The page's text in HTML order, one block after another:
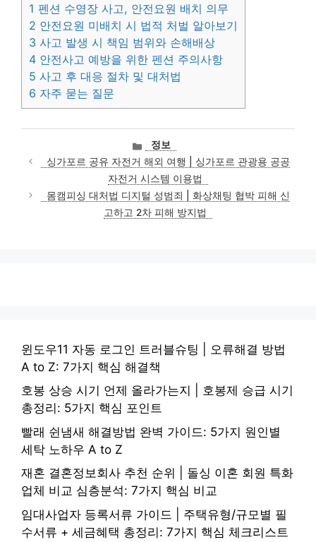
1 펜션 수영장 사고, 안전요원 배치 의무
2 안전요원 미배치 시 법적 처벌 알아보기
3 사고 발생 시 책임 범위와 손해배상
4 안전사고 예방을 위한 펜션 주의사항
5 사고 후 대응 절차 및 대처법
6 자주 묻는 질문
카
테
고
리
정보
싱가포르 공유 자전거 해외 여행 | 싱가포르 관광용 공공
자전거 시스템 이용법
몸캠피싱 대처법 디지털 성범죄 | 화상채팅 협박 피해 신
고하고 2차 피해 방지법
윈도우11 자동 로그인 트러블슈팅 | 오류해결 방법
A to Z: 7가지 핵심 해결책
호봉 상승 시기 언제 올라가는지 | 호봉제 승급 시기
총정리: 5가지 핵심 포인트
빨래 쉰냄새 해결방법 완벽 가이드: 5가지 원인별
세탁 노하우 A to Z
재혼 결혼정보회사 추천 순위 | 돌싱 이혼 회원 특화
업체 비교 심층분석: 7가지 핵심 비교
임대사업자 등록서류 가이드 | 주택유형/규모별 필
수서류 + 세금혜택 총정리: 7가지 핵심 체크리스트